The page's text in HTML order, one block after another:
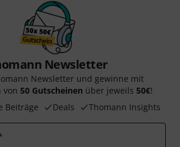
Newsletter
Newsletter und gewinne mit
von 50 Gutscheinen über jeweils 50€!
Beiträge
Deals Thomann Insights